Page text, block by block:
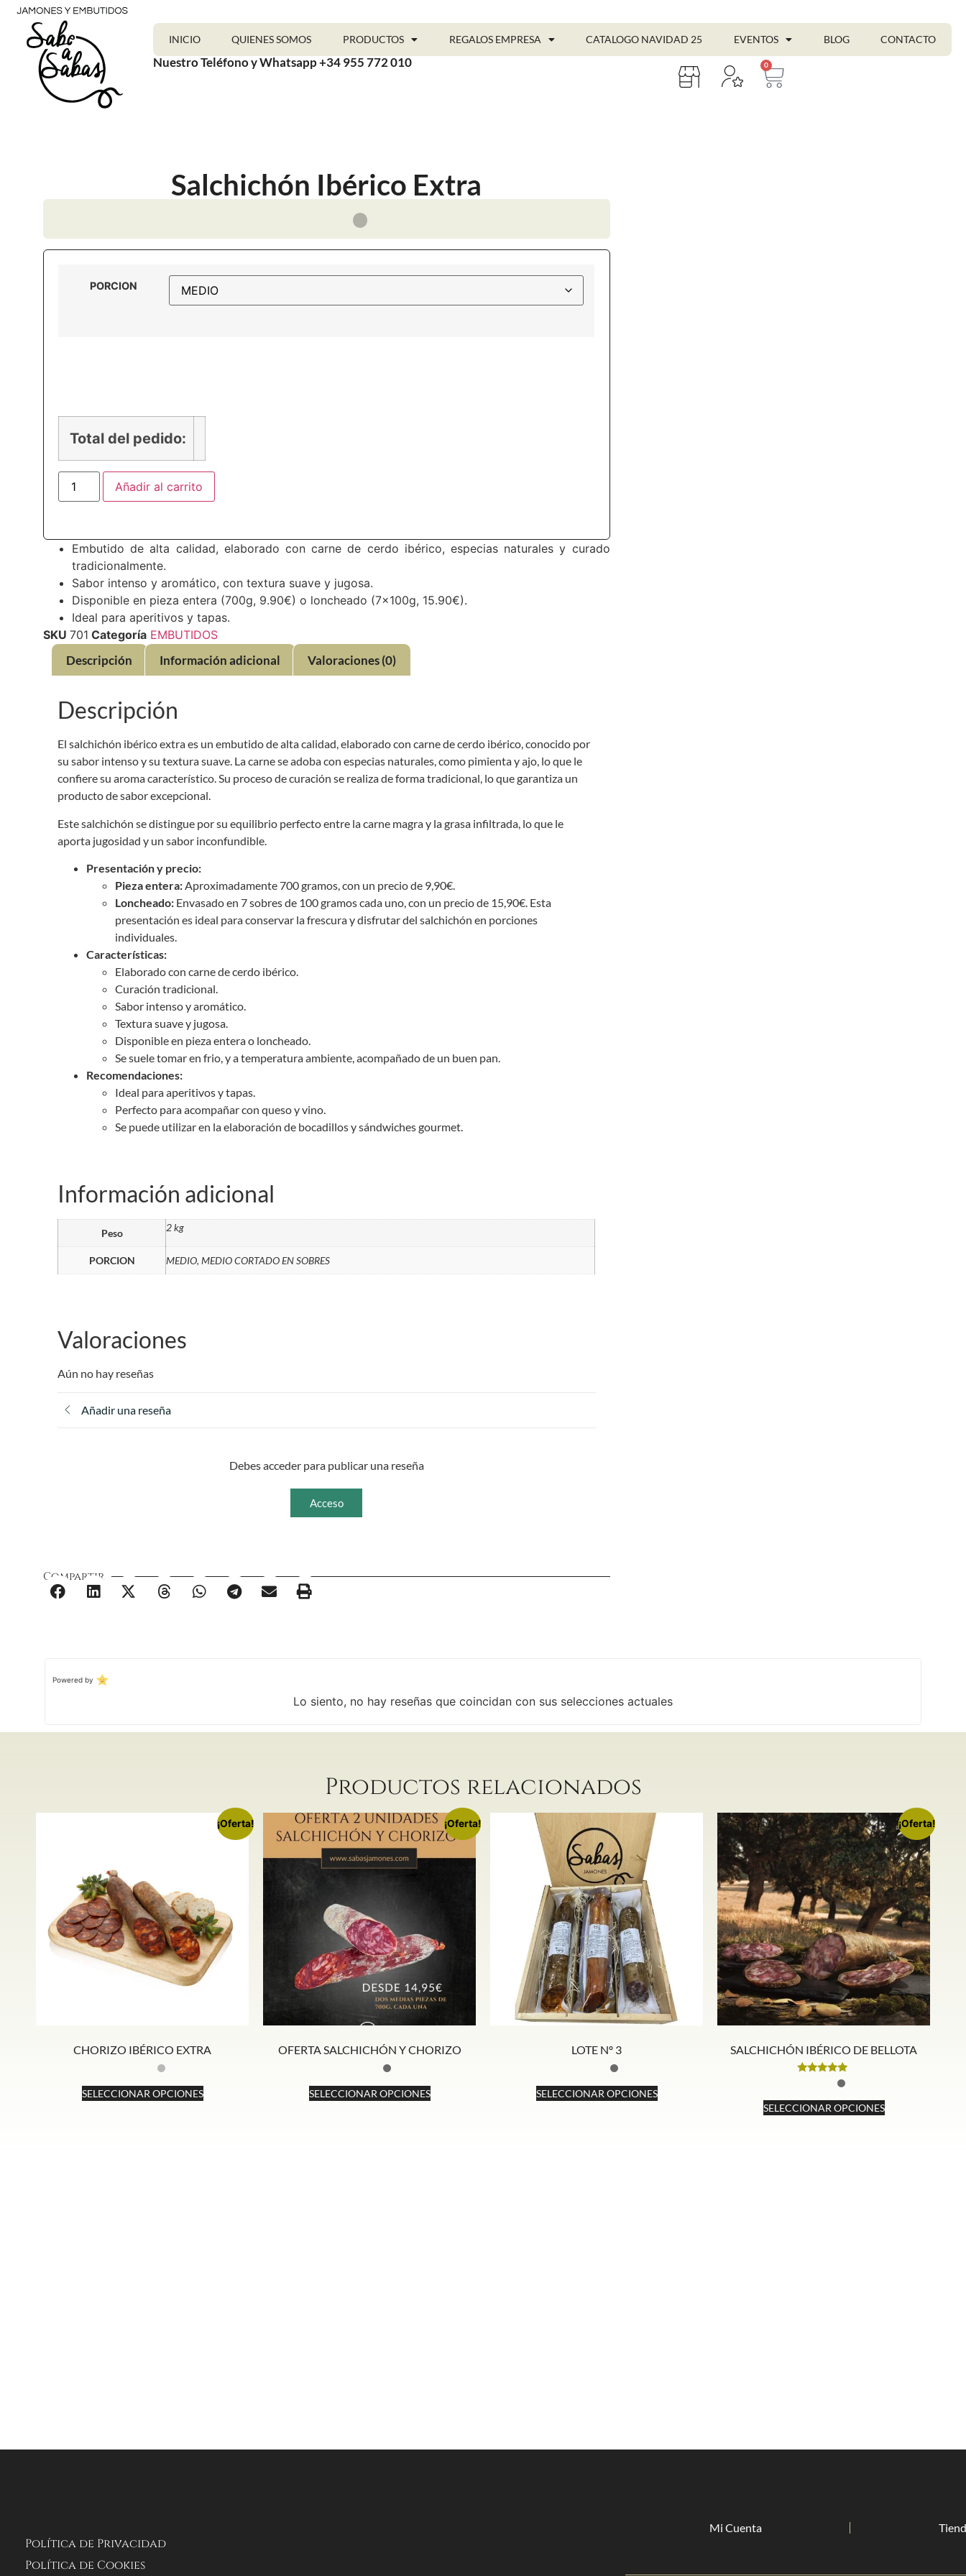
INICIO QUIENES SOMOS PRODUCTOS REGALOS EMPRESA CATALOGO NAVIDAD 25 EVENTOS BLOG CONTACTO
Nuestro Teléfono y Whatsapp +34 955 772 010 0
Salchichón Ibérico Extra
PORCION
Total del pedido:
Añadir al carrito
Embutido de alta calidad, elaborado con carne de cerdo ibérico, especias naturales y curado
tradicionalmente.
Sabor intenso y aromático, con textura suave y jugosa.
Disponible en pieza entera (700g, 9.90€) o loncheado (7x100g, 15.90€).
Ideal para aperitivos y tapas.
SKU 701 Categoría EMBUTIDOS
Descripción Información adicional Valoraciones (0)
Descripción
El salchichón ibérico extra es un embutido de alta calidad, elaborado con carne de cerdo ibérico, conocido por
su sabor intenso y su textura suave. La carne se adoba con especias naturales, como pimienta y ajo, lo que le
confiere su aroma característico. Su proceso de curación se realiza de forma tradicional, lo que garantiza un
producto de sabor excepcional.
Este salchichón se distingue por su equilibrio perfecto entre la carne magra y la grasa infiltrada, lo que le
aporta jugosidad y un sabor inconfundible.
Presentación y precio:
Pieza entera:Aproximadamente 700 gramos, con un precio de 9,90€.
Loncheado: Envasado en 7 sobres de 100 gramos cada uno, con un precio de 15,90€. Esta
presentación es ideal para conservar la frescura y disfrutar del salchichón en porciones
individuales.
Características:
Elaborado con carne de cerdo ibérico.
Curación tradicional.
Sabor intenso y aromático.
Textura suave y jugosa.
Disponible en pieza entera o loncheado.
Se suele tomar en frio, y a temperatura ambiente, acompañado de un buen pan.
Recomendaciones:
Ideal para aperitivos y tapas.
Perfecto para acompañar con queso y vino.
Se puede utilizar en la elaboración de bocadillos y sándwiches gourmet.
Información adicional
Peso 2 kg
PORCION MEDIO, MEDIO CORTADO EN SOBRES
Valoraciones
Aún no hay reseñas
Añadir una reseña
Debes acceder para publicar una reseña
Acceso
Compartir
Powered by
Lo siento, no hay reseñas que coincidan con sus selecciones actuales
Productos relacionados
¡Oferta!
CHORIZO IBÉRICO EXTRA
SELECCIONAR OPCIONES
¡Oferta!
OFERTA SALCHICHÓN Y CHORIZO
SELECCIONAR OPCIONES
LOTE Nº 3
SELECCIONAR OPCIONES
¡Oferta!
SALCHICHÓN IBÉRICO DE BELLOTA
Valorado
4.70
de 5
SELECCIONAR OPCIONES
Política de Privacidad
Política de Cookies
Mi Cuenta